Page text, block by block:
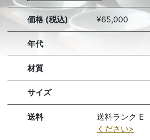
価格 (税込) ¥65,000
年代
材質
サイズ
送料 送料ランク E
ください>